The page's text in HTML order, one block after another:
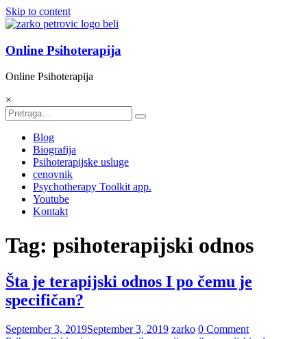
Skip to content
Online Psihoterapija
Online Psihoterapija
×
Blog
Biografija
Psihoterapijske usluge
cenovnik
Psychotherapy Toolkit app.
Youtube
Kontakt
Tag: psihoterapijski odnos
Šta je terapijski odnos I po čemu je
specifičan?
September 3, 2019September 3, 2019 zarko 0 Comment